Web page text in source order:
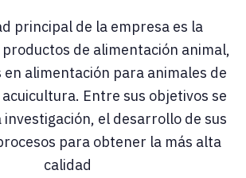
principal de la empresa es la
de alimentación animal,
alimentación para animales de
Entre sus objetivos se
el desarrollo de sus
para obtener la más alta
calidad